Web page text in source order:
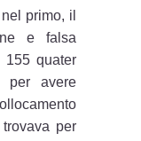
primo, il
e falsa
155 quater
per avere
per